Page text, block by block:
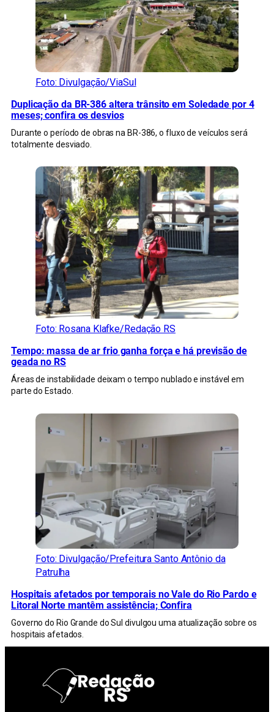
Foto: Divulgação/ViaSul
Duplicação da BR-386 altera trânsito em Soledade por 4
meses; confira os desvios
Durante o período de obras na BR-386, o fluxo de veículos será
totalmente desviado.
Foto: Rosana Klafke/Redação RS
Tempo: massa de ar frio ganha força e há previsão de
geada no RS
Áreas de instabilidade deixam o tempo nublado e instável em
parte do Estado.
Foto: Divulgação/Prefeitura Santo Antônio da
Patrulha
Hospitais afetados por temporais no Vale do Rio Pardo e
Litoral Norte mantêm assistência; Confira
Governo do Rio Grande do Sul divulgou uma atualização sobre os
hospitais afetados.